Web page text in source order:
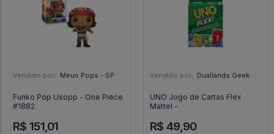
Vendido por: Meus Pops - SP
Funko Pop Usopp - One Piece
#1882
R$ 151,01
Vendido por: Duallands Geek Store - RS
UNO Jogo de Cartas Flex
Mattel -
R$ 49,90